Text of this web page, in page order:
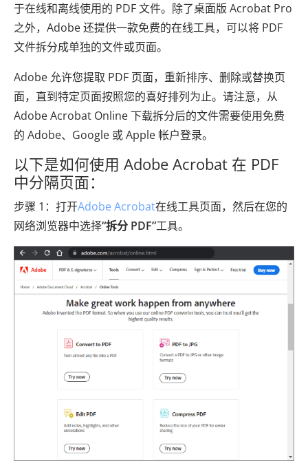
于在线和离线使用的 PDF 文件。除了桌面版 Acrobat Pro
之外，Adobe 还提供一款免费的在线工具，可以将 PDF
文件拆分成单独的文件或页面。
Adobe 允许您提取 PDF 页面，重新排序、删除或替换页
面，直到特定页面按照您的喜好排列为止。请注意，从
Adob​​e Acrobat Online 下载拆分后的文件需要使用免费
的 Adob​​e、Google 或 Apple 帐户登录。
以下是如何使用 Adob​​e Acrobat 在 PDF
中分隔页面：
步骤 1：打开Adob​​e Acrobat在线工具页面，然后在您的
网络浏览器中选择“拆分 PDF”工具。